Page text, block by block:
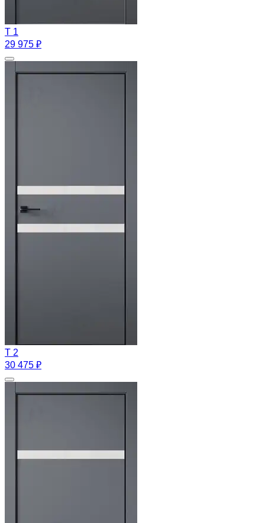
T 1
29 975 ₽
T 2
30 475 ₽